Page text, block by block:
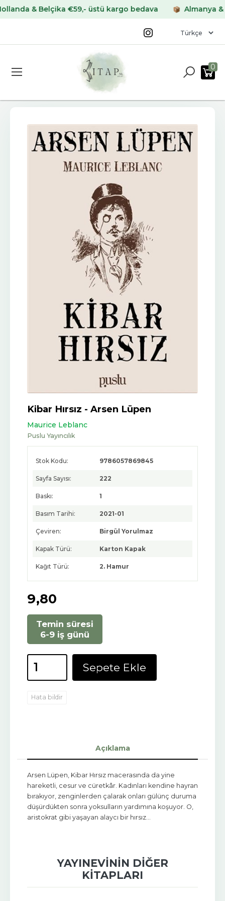
& Belçika €59,- üstü kargo bedava Almanya &
0
Kibar Hırsız - Arsen Lüpen
Maurice Leblanc
Puslu Yayıncılık
Stok Kodu: 9786057869845
Sayfa Sayısı: 222
Baskı: 1
Basım Tarihi: 2021-01
Çeviren: Birgül Yorulmaz
Kapak Türü: Karton Kapak
Kağıt Türü: 2. Hamur
9,80
Temin süresi
6-9 iş günü
Sepete Ekle
Hata bildir
Açıklama
Arsen Lüpen, Kibar Hırsız macerasında da yine
hareketli, cesur ve cüretkâr. Kadınları kendine hayran
bırakıyor, zenginlerden çalarak onları gülünç duruma
düşürdükten sonra yoksulların yardımına koşuyor. O,
aristokrat gibi yaşayan alaycı bir hırsız…
YAYINEVININ DIĞER
KITAPLARI